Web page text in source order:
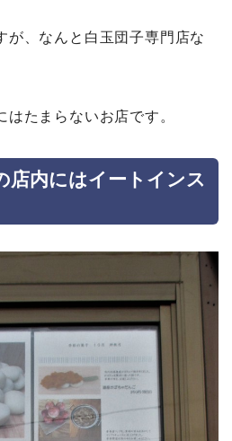
が、なんと白玉団子専門店な
たまらないお店です。
店内にはイートインス